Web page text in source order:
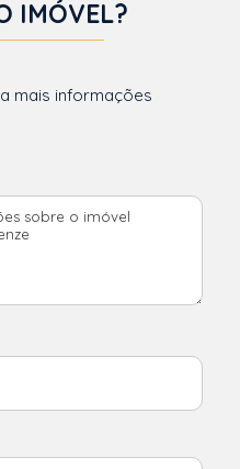
IMÓVEL?
mais informações